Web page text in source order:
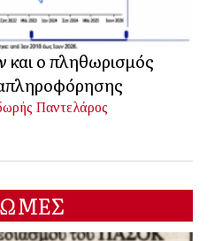
και ο πληθωρισμός
Παντελάρος